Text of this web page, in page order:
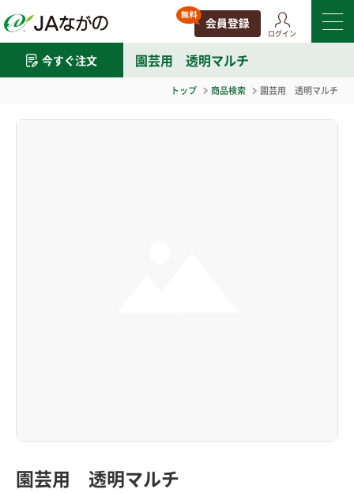
ログイン
今すぐ注文 園芸用 透明マルチ
トップ 商品検索 園芸用 透明マルチ
園芸用 透明マルチ